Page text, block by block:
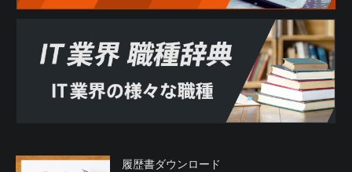
履歴書ダウンロード